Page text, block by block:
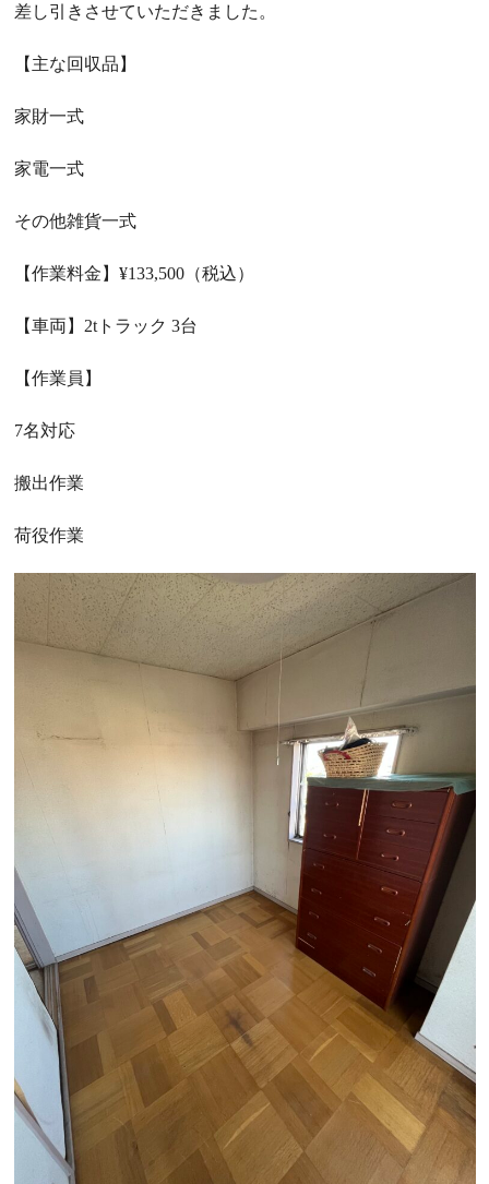
差し引きさせていただきました。
【主な回収品】
家財一式
家電一式
その他雑貨一式
【作業料金】 ¥133,500（税込）
【車両】 2tトラック 3台
【作業員】
7名対応
搬出作業
荷役作業